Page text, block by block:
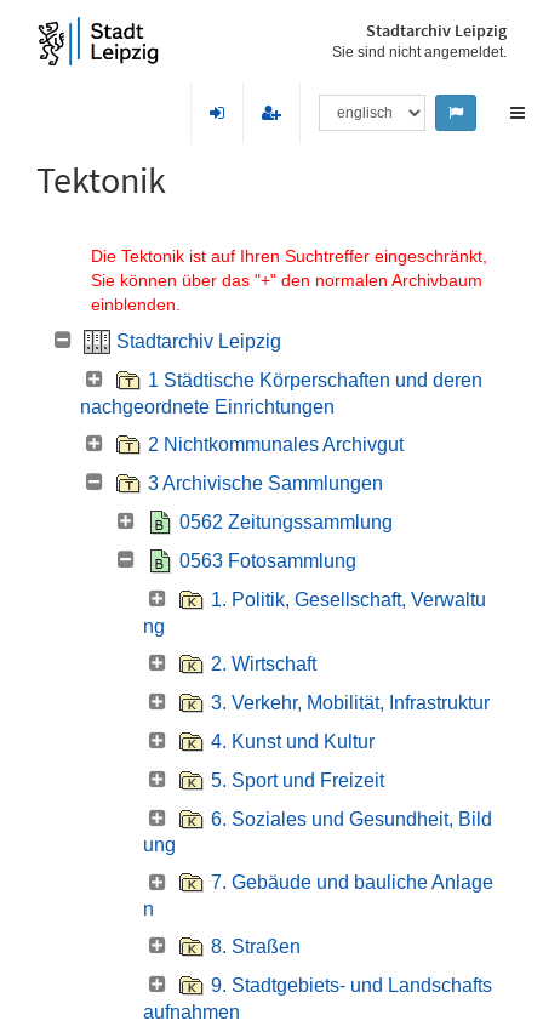
Stadtarchiv Leipzig
Sie sind nicht angemeldet.
Tektonik
Die Tektonik ist auf Ihren Suchtreffer eingeschränkt,
Sie können über das "+" den normalen Archivbaum
einblenden.
Stadtarchiv Leipzig
1 Städtische Körperschaften und deren
nachgeordnete Einrichtungen
2 Nichtkommunales Archivgut
3 Archivische Sammlungen
0562 Zeitungssammlung
0563 Fotosammlung
1. Politik, Gesellschaft, Verwaltu
ng
2. Wirtschaft
3. Verkehr, Mobilität, Infrastruktur
4. Kunst und Kultur
5. Sport und Freizeit
6. Soziales und Gesundheit, Bild
ung
7. Gebäude und bauliche Anlage
n
8. Straßen
9. Stadtgebiets- und Landschafts
aufnahmen